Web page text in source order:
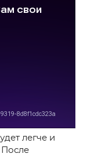
легче и
После